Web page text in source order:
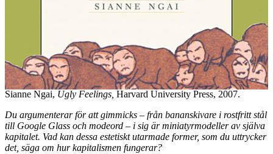
Sianne Ngai, Ugly Feelings, Harvard University Press, 2007.
Du argumenterar för att gimmicks – från bananskivare i rostfritt stål
till Google Glass och modeord – i sig är miniatyrmodeller av själva
kapitalet. Vad kan dessa estetiskt utarmade former, som du uttrycker
det, säga om hur kapitalismen fungerar?